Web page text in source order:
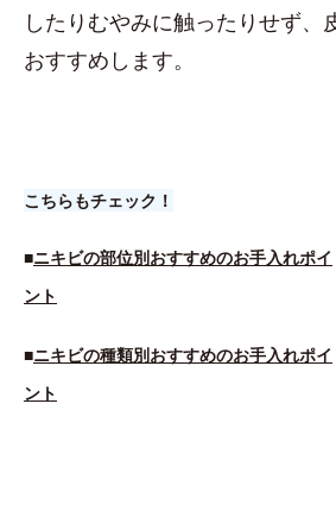
したりむやみに触ったりせず、
おすすめします。
こちらもチェック！
■ニキビの部位別おすすめのお手入れポイ
ント
■ニキビの種類別おすすめのお手入れポイ
ント